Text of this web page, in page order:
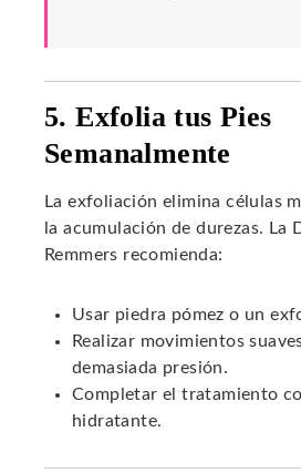
5. Exfolia tus Pies
Semanalmente
La exfoliación elimina células
la acumulación de durezas. La
Remmers recomienda:
Usar piedra pómez o un
Realizar movimientos
demasiada presión.
Completar el tratamiento
hidratante.